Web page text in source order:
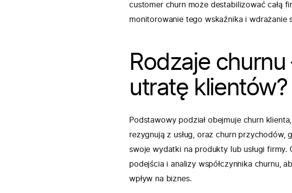
customer churn może destabilizować całą
monitorowanie tego wskaźnika i wdrażanie
Rodzaje
utratę klientów?
Podstawowy podział obejmuje churn
rezygnują z usług, oraz churn
swoje wydatki na produkty lub usługi
podejścia i analizy współczynnika churnu,
wpływ na biznes.